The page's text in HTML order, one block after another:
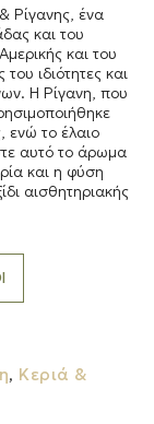
Ρίγανης, ένα
και του
και του
ιδιότητες και
Η Ρίγανη, που
ενώ το έλαιο
αυτό το άρωμα
και η φύση
αισθητηριακής
, Κεριά &